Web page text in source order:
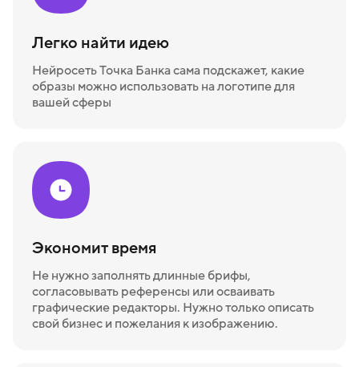
Легко найти идею
Нейросеть Точка Банка сама подскажет, какие
образы можно использовать на логотипе для
вашей сферы
Экономит время
Не нужно заполнять длинные брифы,
согласовывать референсы или осваивать
графические редакторы. Нужно только описать
свой бизнес и пожелания к изображению.